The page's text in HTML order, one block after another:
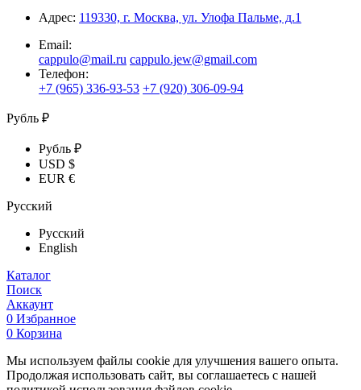
Адрес: 119330, г. Москва, ул. Улофа Пальме, д.1
Email:
cappulo@mail.ru cappulo.jew@gmail.com
Телефон:
+7 (965) 336-93-53 +7 (920) 306-09-94
Рубль ₽
Рубль ₽
USD $
EUR €
Русский
Русский
English
Каталог
Поиск
Аккаунт
0 Избранное
0 Корзина
Мы используем файлы cookie для улучшения вашего опыта.
Продолжая использовать сайт, вы соглашаетесь с нашей